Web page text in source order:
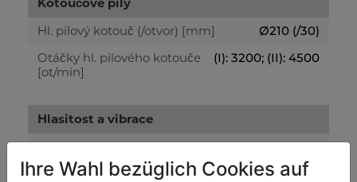
Hl. pilový kotouč (/otvor) [mm]
Ø210 (/30)
Otáčky hl. pilového kotouče
[ot/min]
(I): 3200; (II): 4500
Hlasitost a vibrace
Hladina akustického výkonu [dB(A)]
109,5
Hladina akustického tlaku [dB(A)]
96,5
Ihre Wahl bezüglich Cookies auf